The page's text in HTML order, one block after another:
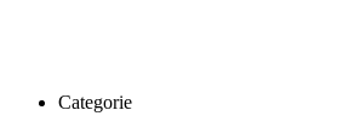
Categorie